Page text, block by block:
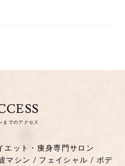
までのアクセス
エット・痩身専門サロン
マシン / フェイシャル / ボデ